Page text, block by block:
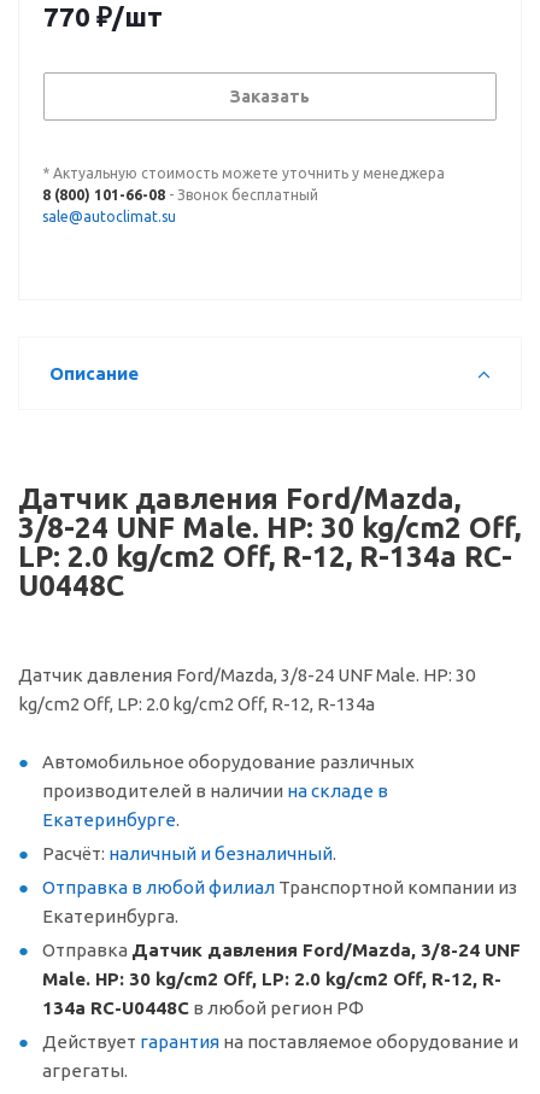
770 ₽/шт
Заказать
* Актуальную стоимость можете уточнить у менеджера
8 (800) 101-66-08 - Звонок бесплатный
sale@autoclimat.su
Описание
Датчик давления Ford/Mazda,
3/8-24 UNF Male. HP: 30 kg/cm2 Off,
LP: 2.0 kg/cm2 Off, R-12, R-134a RC-
U0448C
Датчик давления Ford/Mazda, 3/8-24 UNF Male. HP: 30
kg/cm2 Off, LP: 2.0 kg/cm2 Off, R-12, R-134a
Автомобильное оборудование различных
производителей в наличии на складе в
Екатеринбурге.
Расчёт: наличный и безналичный.
Отправка в любой филиал Транспортной компании из
Екатеринбурга.
Отправка Датчик давления Ford/Mazda, 3/8-24 UNF
Male. HP: 30 kg/cm2 Off, LP: 2.0 kg/cm2 Off, R-12, R-
134a RC-U0448C в любой регион РФ
Действует гарантия на поставляемое оборудование и
агрегаты.